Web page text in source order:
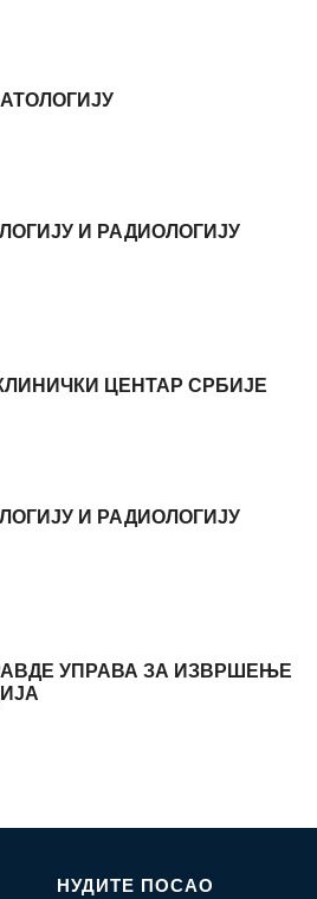
И РАДИОЛОГИЈУ
ЦЕНТАР СРБИЈЕ
И РАДИОЛОГИЈУ
УПРАВА ЗА ИЗВРШЕЊЕ
НУДИТЕ ПОСАО